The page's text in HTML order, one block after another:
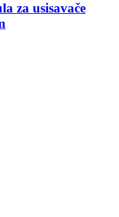
za usisavače